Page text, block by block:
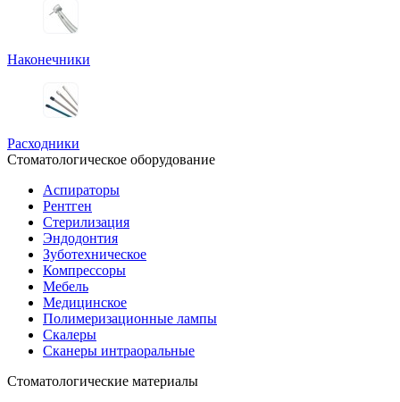
Наконечники
Расходники
Стоматологическое оборудование
Аспираторы
Рентген
Стерилизация
Эндодонтия
Зуботехническое
Компрессоры
Мебель
Медицинское
Полимеризационные лампы
Скалеры
Сканеры интраоральные
Стоматологические материалы